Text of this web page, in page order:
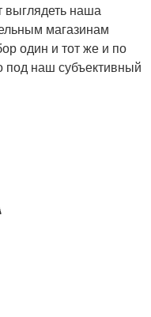
выглядеть наша
магазинам
один и тот же и по
под наш субъективный